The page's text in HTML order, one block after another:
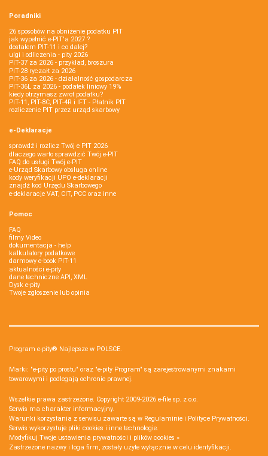
Poradniki
26 sposobów na obniżenie podatku PIT
jak wypełnić e-PIT'a 2027 ?
dostałem PIT-11 i co dalej?
ulgi i odliczenia - pity 2026
PIT-37 za 2026 - przykład, broszura
PIT-28 ryczałt za 2026
PIT-36 za 2026 - działalność gospodarcza
PIT-36L za 2026 - podatek liniowy 19%
kiedy otrzymasz zwrot podatku?
PIT-11, PIT-8C, PIT-4R i IFT - Płatnik PIT
rozliczenie PIT przez urząd skarbowy
e-Deklaracje
sprawdź i rozlicz Twój e PIT 2026
dlaczego warto sprawdzić Twój e-PIT
FAQ do usługi Twój e-PIT
e-Urząd Skarbowy obsługa online
kody weryfikacji UPO e-deklaracji
znajdź kod Urzędu Skarbowego
e-deklaracje VAT, CIT, PCC oraz inne
Pomoc
FAQ
filmy Video
dokumentacja - help
kalkulatory podatkowe
darmowy e-book PIT-11
aktualności e-pity
dane techniczne API, XML
Dysk e-pity
Twoje zgłoszenie lub opinia
Program e-pity® Najlepsze w POLSCE.
Marki: "e-pity po prostu" oraz "e-pity Program" są zarejestrowanymi znakami
towarowymi i podlegają ochronie prawnej.
Wszelkie prawa zastrzeżone. Copyright 2009-2026 e-file sp. z o.o.
Serwis ma charakter informacyjny.
Warunki korzystania z serwisu zawarte są w Regulaminie i Polityce Prywatności.
Serwis wykorzystuje pliki cookies i inne technologie.
Modyfikuj Twoje ustawienia prywatności i plików cookies »
Zastrzeżone nazwy i loga firm, zostały użyte wyłącznie w celu identyfikacji.